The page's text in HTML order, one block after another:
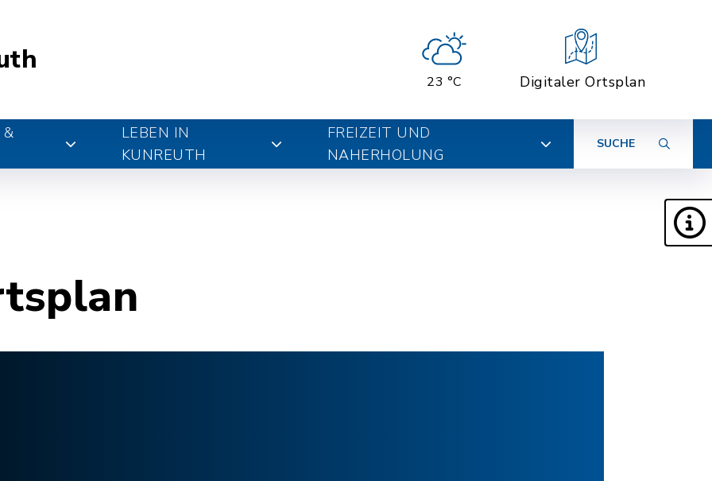
23 °C Digitaler Ortsplan
&
LEBEN IN
KUNREUTH
FREIZEIT UND
NAHERHOLUNG
SUCHE